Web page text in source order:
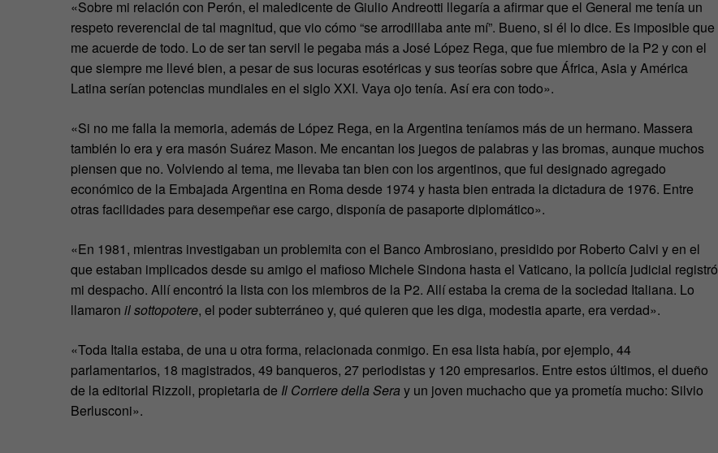
«Sobre mi relación con Perón, el maledicente de Giulio Andreotti llegaría a afirmar que el General me tenía un
respeto reverencial de tal magnitud, que vio cómo “se arrodillaba ante mí”. Bueno, si él lo dice. Es imposible que
me acuerde de todo. Lo de ser tan servil le pegaba más a José López Rega, que fue miembro de la P2 y con el
que siempre me llevé bien, a pesar de sus locuras esotéricas y sus teorías sobre que África, Asia y América
Latina serían potencias mundiales en el siglo XXI. Vaya ojo tenía. Así era con todo».
«Si no me falla la memoria, además de López Rega, en la Argentina teníamos más de un hermano. Massera
también lo era y era masón Suárez Mason. Me encantan los juegos de palabras y las bromas, aunque muchos
piensen que no. Volviendo al tema, me llevaba tan bien con los argentinos, que fui designado agregado
económico de la Embajada Argentina en Roma desde 1974 y hasta bien entrada la dictadura de 1976. Entre
otras facilidades para desempeñar ese cargo, disponía de pasaporte diplomático».
«En 1981, mientras investigaban un problemita con el Banco Ambrosiano, presidido por Roberto Calvi y en el
que estaban implicados desde su amigo el mafioso Michele Sindona hasta el Vaticano, la policía judicial registró
mi despacho. Allí encontró la lista con los miembros de la P2. Allí estaba la crema de la sociedad Italiana. Lo
llamaron il sottopotere, el poder subterráneo y, qué quieren que les diga, modestia aparte, era verdad».
«Toda Italia estaba, de una u otra forma, relacionada conmigo. En esa lista había, por ejemplo, 44
parlamentarios, 18 magistrados, 49 banqueros, 27 periodistas y 120 empresarios. Entre estos últimos, el dueño
de la editorial Rizzoli, propietaria de Il Corriere della Sera y un joven muchacho que ya prometía mucho: Silvio
Berlusconi».